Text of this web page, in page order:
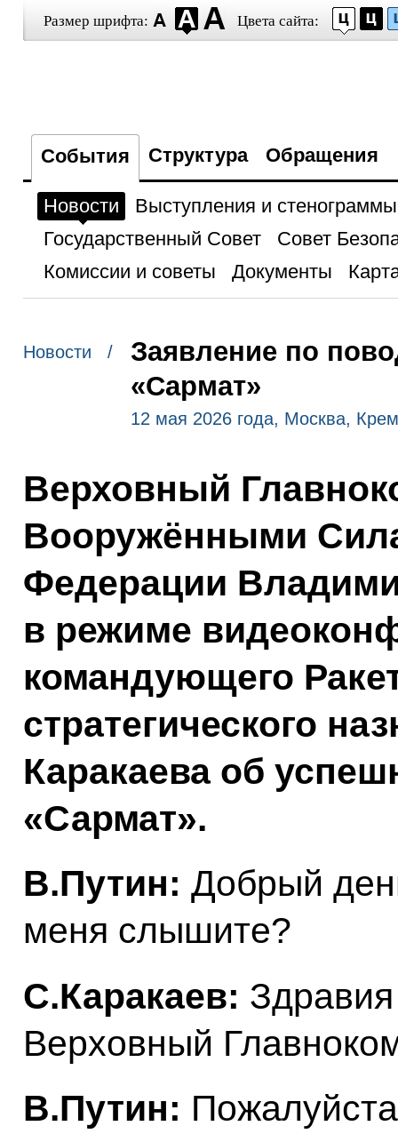
Размер шрифта: Цвета сайта:
События Структура Обращения
Новости
Выступления и стенограммы
Государственный Совет
Совет
Комиссии и советы
Документы
Новости /
Заявление по
«Сармат»
12 мая 2026 года, Москва,
Верховный
Вооружёнными
Федерации
в режиме
командующего
стратегического
Каракаева об
«Сармат».
В.Путин: Добрый
меня слышите?
С.Каракаев:
Верховный
В.Путин: